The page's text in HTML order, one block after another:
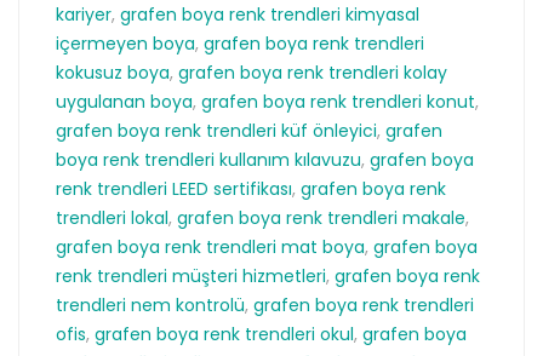
kariyer, grafen boya renk trendleri kimyasal
içermeyen boya, grafen boya renk trendleri
kokusuz boya, grafen boya renk trendleri kolay
uygulanan boya, grafen boya renk trendleri konut,
grafen boya renk trendleri küf önleyici, grafen
boya renk trendleri kullanım kılavuzu, grafen boya
renk trendleri LEED sertifikası, grafen boya renk
trendleri lokal, grafen boya renk trendleri makale,
grafen boya renk trendleri mat boya, grafen boya
renk trendleri müşteri hizmetleri, grafen boya renk
trendleri nem kontrolü, grafen boya renk trendleri
ofis, grafen boya renk trendleri okul, grafen boya